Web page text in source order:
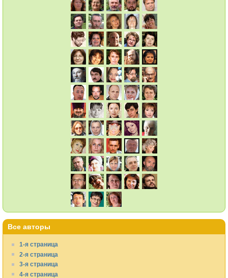
Все авторы
1-я страница
2-я страница
3-я страница
4-я страница